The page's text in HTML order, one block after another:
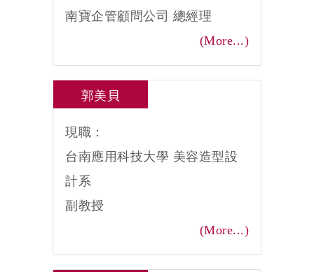
南寶企管顧問公司 總經理
(More...)
郭美貝
現職：
台南應用科技大學 美容造型設
計系
副教授
(More...)